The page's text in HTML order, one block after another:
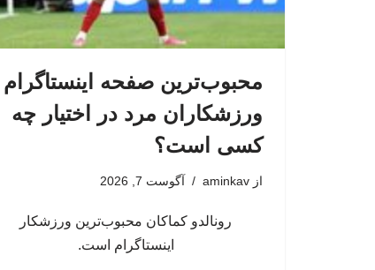
محبوب‌ترین صفحه اینستاگرام
ورزشکاران مرد در اختیار چه
کسی است؟
از aminkav آگوست 7, 2026
رونالدو کماکان محبوب‌ترین ورزشکار
اینستاگرام است.